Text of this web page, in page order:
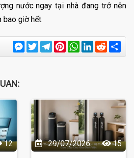
nước ngay tại nhà đang trở nên
bao giờ hết.
Messenger
TwitterTelegram
Pinterest
WhatsApp
LinkedIn
Reddit
12 29/07/2026 15